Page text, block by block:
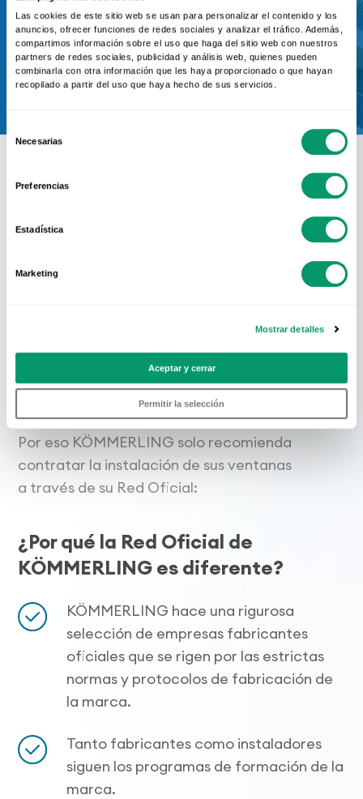
Las cookies de este sitio web se usan para personalizar el contenido y los
anuncios, ofrecer funciones de redes sociales y analizar el tráfico. Además,
compartimos información sobre el uso que haga del sitio web con nuestros
partners de redes sociales, publicidad y análisis web, quienes pueden
combinarla con otra información que les haya proporcionado o que hayan
recopilado a partir del uso que haya hecho de sus servicios.
Necesarias
Preferencias
Estadística
Marketing
Mostrar detalles
Aceptar y cerrar
Permitir la selección
Contactar
Conoce La Red
Oficial
En KÖMMERLING sabemos que el mejor
sistema de perfiles no sirve de nada si no
se acompaña de una cuidada
fabricación e instalación de la ventana.
Por eso KÖMMERLING solo recomienda
contratar la instalación de sus ventanas
a través de su Red Oficial:
¿Por qué la Red Oficial de
KÖMMERLING es diferente?
KÖMMERLING hace una rigurosa
selección de empresas fabricantes
oficiales que se rigen por las estrictas
normas y protocolos de fabricación de
la marca.
Tanto fabricantes como instaladores
siguen los programas de formación de la
marca.